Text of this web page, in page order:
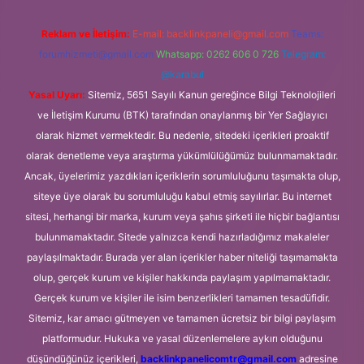
Reklam ve İletişim: E-mail: backlinkpaneli@gmail.com Teams:
forumhizmeti@gmail.com Whatsapp: 0262 606 0 726 Telegram:
@karabul
Yasal Uyarı: Sitemiz, 5651 Sayılı Kanun gereğince Bilgi Teknolojileri
ve İletişim Kurumu (BTK) tarafından onaylanmış bir Yer Sağlayıcı
olarak hizmet vermektedir. Bu nedenle, sitedeki içerikleri proaktif
olarak denetleme veya araştırma yükümlülüğümüz bulunmamaktadır.
Ancak, üyelerimiz yazdıkları içeriklerin sorumluluğunu taşımakta olup,
siteye üye olarak bu sorumluluğu kabul etmiş sayılırlar. Bu internet
sitesi, herhangi bir marka, kurum veya şahıs şirketi ile hiçbir bağlantısı
bulunmamaktadır. Sitede yalnızca kendi hazırladığımız makaleler
paylaşılmaktadır. Burada yer alan içerikler haber niteliği taşımamakta
olup, gerçek kurum ve kişiler hakkında paylaşım yapılmamaktadır.
Gerçek kurum ve kişiler ile isim benzerlikleri tamamen tesadüfidir.
Sitemiz, kar amacı gütmeyen ve tamamen ücretsiz bir bilgi paylaşım
platformudur. Hukuka ve yasal düzenlemelere aykırı olduğunu
düşündüğünüz içerikleri, backlinkpanelicomtr@gmail.comadresine